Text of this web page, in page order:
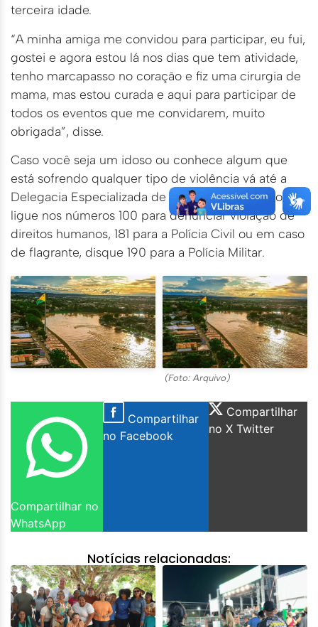
terceira idade.
“A minha amiga me convidou para participar, eu fui,
gostei e agora estou lá nos dias que tem atividade,
tenho marcapasso no coração e fiz uma cirurgia de
mama, mas estou curada e aqui para participar de
todos os eventos que me convidarem, muito
obrigada”, disse.
Caso você seja um idoso ou conhece algum que
está sofrendo qualquer tipo de violência vá até a
Delegacia Especializada de Proteção ao Idoso ou
ligue nos números 100 para denunciar violação de
direitos humanos, 181 para a Polícia Civil ou em caso
de flagrante, disque 190 para a Polícia Militar.
(Foto: Arquivo)
Compartilhar no
WhatsApp
Compartilhar
no Facebook
Compartilhar
no X Twitter
Notícias relacionadas: